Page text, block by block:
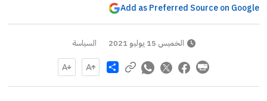
Add as Preferred Source on Google
الخميس 15 يوليو 2021 السياسة
Share